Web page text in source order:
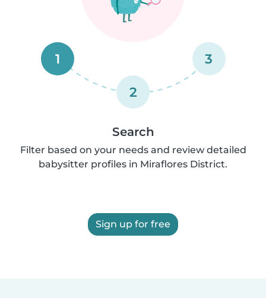
1
2
3
Search
Filter based on your needs and review detailed
babysitter profiles in Miraflores District.
Sign up for free